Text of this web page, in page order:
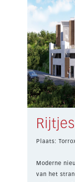
Plaats:
Moderne
van het